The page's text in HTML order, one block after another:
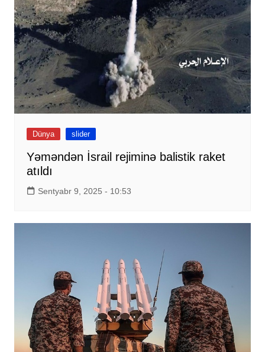
Dünya slider
Yəməndən İsrail rejiminə balistik raket
atıldı
Sentyabr 9, 2025 - 10:53